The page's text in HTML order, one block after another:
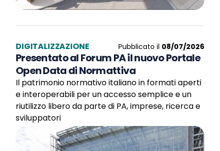
DIGITALIZZAZIONE Pubblicato il 08/07/2026
Presentato al Forum PA il nuovo Portale
Open Data di Normattiva
Il patrimonio normativo italiano in formati aperti
e interoperabili per un accesso semplice e un
riutilizzo libero da parte di PA, imprese, ricerca e
sviluppatori